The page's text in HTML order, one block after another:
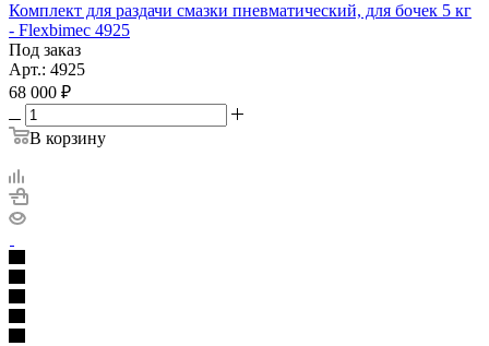
Комплект для раздачи смазки пневматический, для бочек 5 кг
- Flexbimec 4925
Под заказ
Арт.: 4925
68 000 ₽
В корзину